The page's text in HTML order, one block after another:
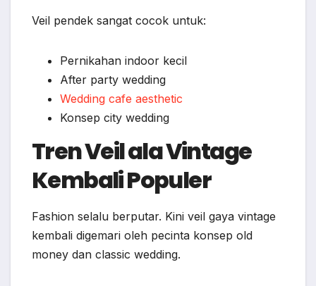
Veil pendek sangat cocok untuk:
Pernikahan indoor kecil
After party wedding
Wedding cafe aesthetic
Konsep city wedding
Tren Veil ala Vintage
Kembali Populer
Fashion selalu berputar. Kini veil gaya vintage
kembali digemari oleh pecinta konsep old
money dan classic wedding.